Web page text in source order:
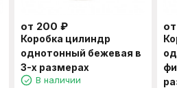
от 200 ₽
Коробка цилиндр
однотонный бежевая в
3-х размерах
В наличии